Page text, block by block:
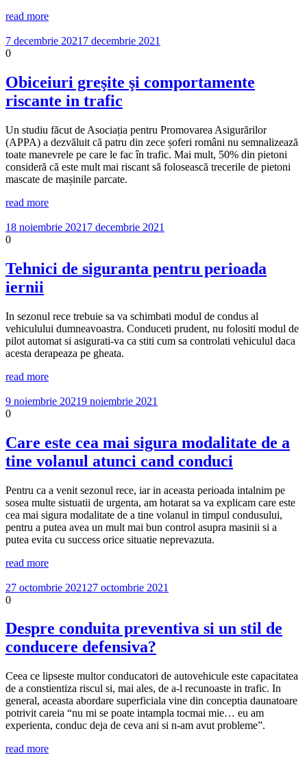
read more
7 decembrie 2021 7 decembrie 2021
0
Obiceiuri greşite şi comportamente
riscante in trafic
Un studiu făcut de Asociația pentru Promovarea Asigurărilor
(APPA) a dezvăluit că patru din zece șoferi români nu semnalizează
toate manevrele pe care le fac în trafic. Mai mult, 50% din pietoni
consideră că este mult mai riscant să folosească trecerile de pietoni
mascate de mașinile parcate.
read more
18 noiembrie 2021 7 decembrie 2021
0
Tehnici de siguranta pentru perioada
iernii
In sezonul rece trebuie sa va schimbati modul de condus al
vehiculului dumneavoastra. Conduceti prudent, nu folositi modul de
pilot automat si asigurati-va ca stiti cum sa controlati vehiculul daca
acesta derapeaza pe gheata.
read more
9 noiembrie 20219 noiembrie 2021
0
Care este cea mai sigura modalitate de a
tine volanul atunci cand conduci
Pentru ca a venit sezonul rece, iar in aceasta perioada intalnim pe
sosea multe sistuatii de urgenta, am hotarat sa va explicam care este
cea mai sigura modalitate de a tine volanul in timpul condusului,
pentru a putea avea un mult mai bun control asupra masinii si a
putea evita cu success orice situatie neprevazuta.
read more
27 octombrie 2021 27 octombrie 2021
0
Despre conduita preventiva si un stil de
conducere defensiva?
Ceea ce lipseste multor conducatori de autovehicule este capacitatea
de a constientiza riscul si, mai ales, de a-l recunoaste in trafic. In
general, aceasta abordare superficiala vine din conceptia daunatoare
potrivit careia “nu mi se poate intampla tocmai mie… eu am
experienta, conduc deja de ceva ani si n-am avut probleme”.
read more